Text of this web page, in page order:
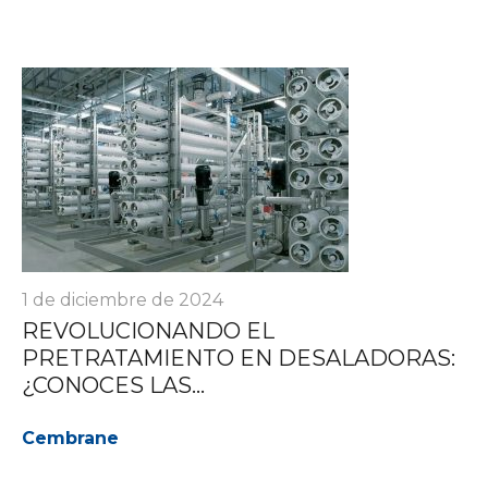
1 de diciembre de 2024
REVOLUCIONANDO EL
PRETRATAMIENTO EN DESALADORAS:
¿CONOCES LAS...
Cembrane